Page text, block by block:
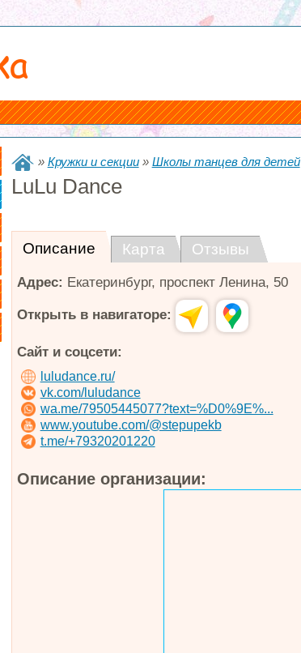
» Кружки и секции» Школы танцев для детей
LuLu Dance
Описание Карта Отзывы
Адрес: Екатеринбург, проспект Ленина, 50
Открыть в навигаторе:
Сайт и соцсети:
luludance.ru/
vk.com/luludance
wa.me/79505445077?text=%D0%9E%...
www.youtube.com/@stepupekb
t.me/+79320201220
Описание организации: